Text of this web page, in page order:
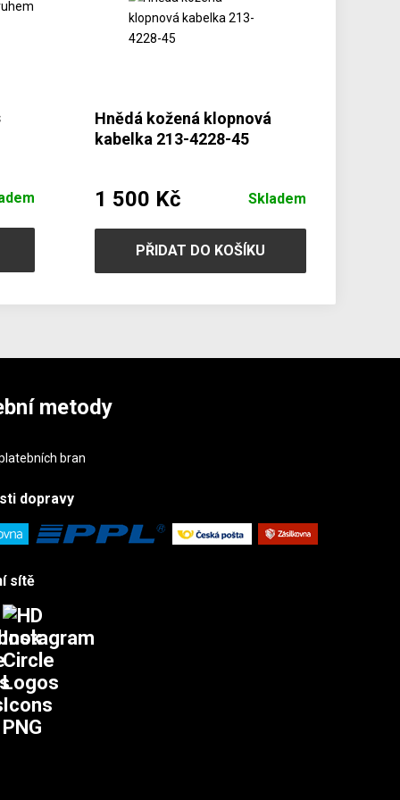
Hnědá kožená klopnová
kabelka 213-4228-45
1 500 Kč Skladem
PŘIDAT DO KOŠÍKU
metody
dopravy
sítě